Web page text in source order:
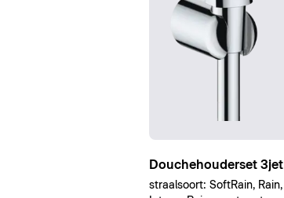
Douchehouderset 3jet
straalsoort: SoftRain, Rain,